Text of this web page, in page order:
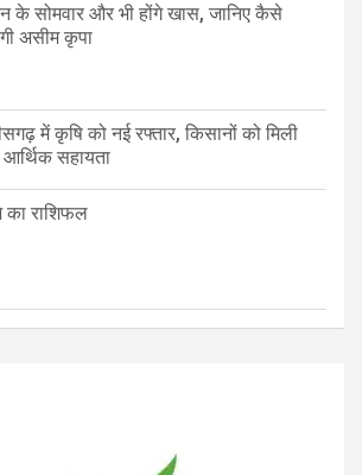
के सोमवार और भी होंगे खास, जानिए कैसे
असीम कृपा
में कृषि को नई रफ्तार, किसानों को मिली
आर्थिक सहायता
राशिफल